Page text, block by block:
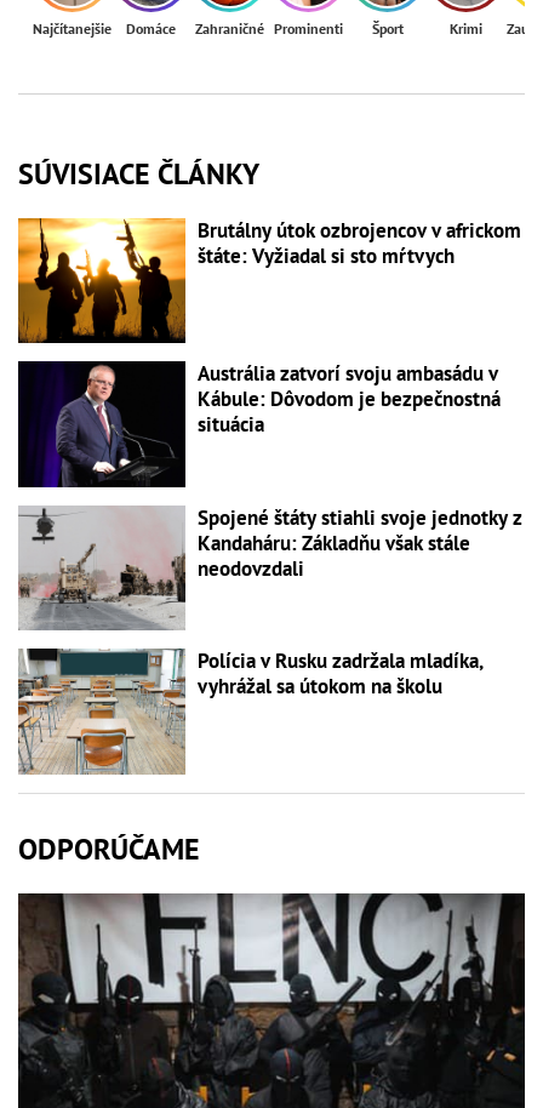
Najčítanejšie Domáce Zahraničné Prominenti Šport Krimi
SÚVISIACE ČLÁNKY
Brutálny útok ozbrojencov v africkom
štáte: Vyžiadal si sto mŕtvych
Austrália zatvorí svoju ambasádu v
Kábule: Dôvodom je bezpečnostná
situácia
Spojené štáty stiahli svoje jednotky z
Kandaháru: Základňu však stále
neodovzdali
Polícia v Rusku zadržala mladíka,
vyhrážal sa útokom na školu
ODPORÚČAME